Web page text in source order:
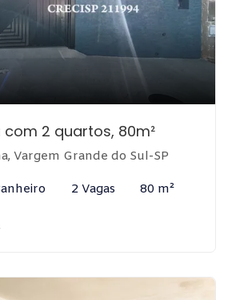
2 quartos, 80m²
Vargem Grande do Sul-SP
2 Vagas 80 m²